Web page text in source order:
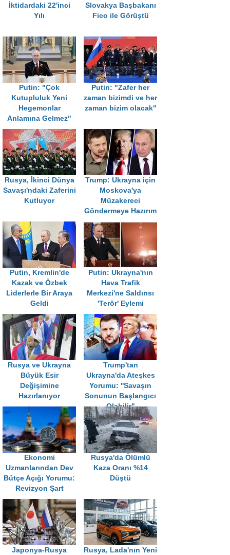
İktidardaki 22'inci
Yılı
Slovakya Başbakanı
Fico ile Görüştü
Putin: "Çok
Kutupluluk Yeni
Hegemonlar
Anlamına Gelmez"
Putin: "Zafer her
zaman bizimdi ve her
zaman bizim olacak"
Rusya, İkinci Dünya
Savaşı'ndaki Zaferini
Kutluyor
Trump: Ukrayna için
Moskova'ya
Müzakereci
Göndermeye Hazırım
Putin, Kremlin'de
Kazak ve Özbek
Liderlerle Bir Araya
Geldi
Putin: Ukrayna'nın
Hava Trafik
Merkezi'ne Saldırısı
'Terör' Eylemi
Rusya ve Ukrayna
Büyük Esir
Değişimine
Hazırlanıyor
Trump'tan
Ukrayna'da Ateşkes
Yorumu: ''Savaşın
Sonunun Başlangıcı
Olabilir"
Ekonomi
Uzmanlarından Dev
Bütçe Açığı Yorumu:
Revizyon Şart
Rusya'da Ölümlü
Kaza Oranı %14
Düştü
Japonya-Rusya
Rusya, Lada'nın Yeni